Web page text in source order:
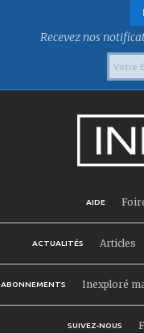
Recevez nos
AIDE
ACTUALITÉS Articles
ABONNEMENTS Inexploré
SUIVEZ-NOUS